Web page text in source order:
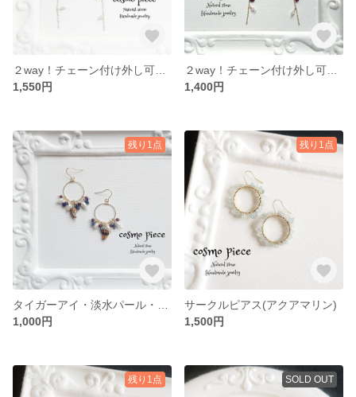
1,550円
1,400円
残り1点
1,000円
残り1点
サークルピアス(アクアマリン)
1,500円
残り1点 SOLD OUT